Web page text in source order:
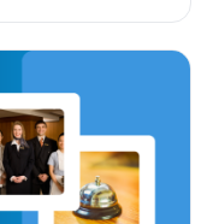
mnogo više od